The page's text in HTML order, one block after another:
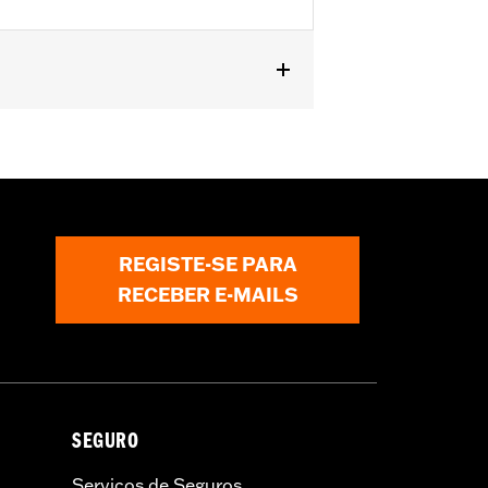
REGISTE-SE PARA
RECEBER E-MAILS
SEGURO